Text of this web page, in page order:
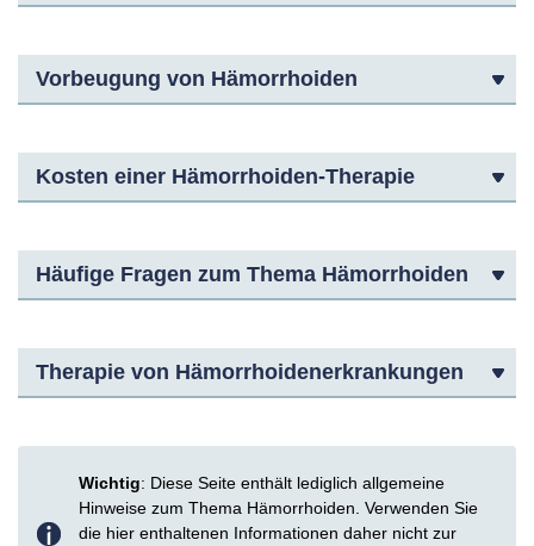
Vorbeugung von Hämorrhoiden
Kosten einer Hämorrhoiden-Therapie
Häufige Fragen zum Thema Hämorrhoiden
Therapie von Hämorrhoidenerkrankungen
Wichtig: Diese Seite enthält lediglich allgemeine
Hinweise zum Thema Hämorrhoiden. Verwenden Sie
die hier enthaltenen Informationen daher nicht zur